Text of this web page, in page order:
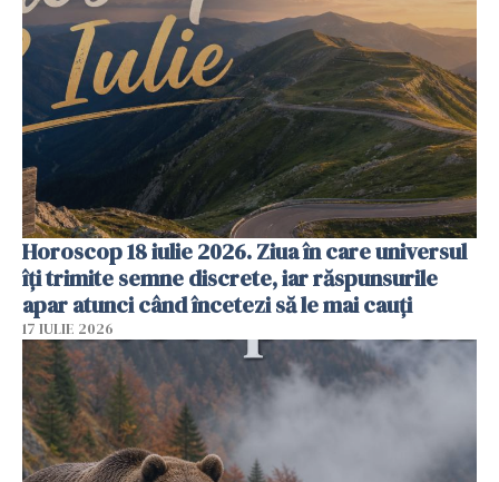
Horoscop 18 iulie 2026. Ziua în care universul
îți trimite semne discrete, iar răspunsurile
apar atunci când încetezi să le mai cauți
17 IULIE 2026